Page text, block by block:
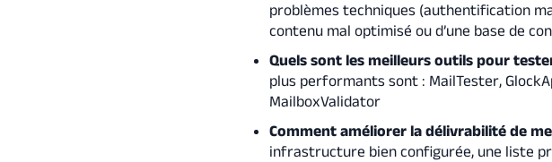
problèmes techniques (authentification
contenu mal optimisé ou d’une base de
Quels sont les meilleurs outils pour
plus performants sont : MailTester,
MailboxValidator
Comment améliorer la délivrabilité de
infrastructure bien configurée, une liste